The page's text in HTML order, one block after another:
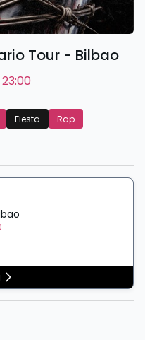
Tour - Bilbao
23:00
Fiesta
Rap